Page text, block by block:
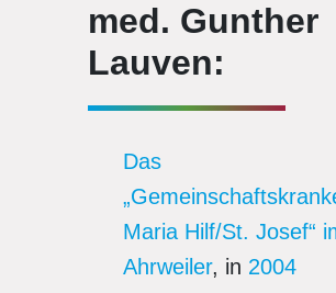
med. Gunther
Lauven:
Das
Maria Hilf/St. Josef“
Ahrweiler, in 2004